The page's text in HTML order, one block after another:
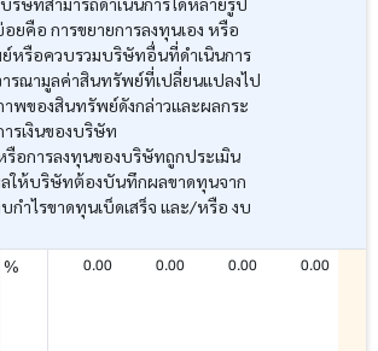
คือ การขยายการลงทุนเอง หรือ
หรือควบรวมบริษัทอื่นที่ดำเนินการ
รณามูลค่าสินทรัพย์ที่เปลี่ยนแปลงไป
พของสินทรัพย์ดังกล่าวและผลกระ
รเงินของบริษัท
อการลงทุนของบริษัทถูกประเมิน
ให้บริษัทต้องบันทึกผลขาดทุนจาก
กำไรขาดทุนเบ็ดเสร็จ และ/หรือ งบ
% 0.00 0.00 0.00 0.00